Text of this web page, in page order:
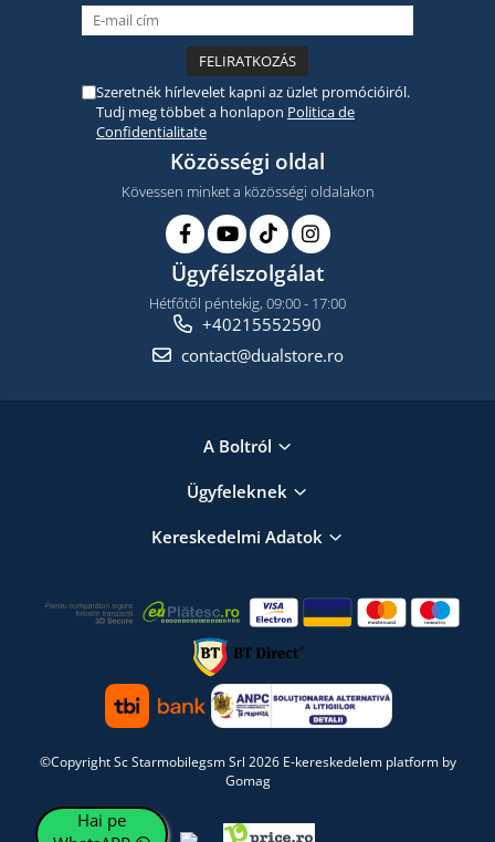
Szeretnék hírlevelet kapni az üzlet promócióiról.
Tudj meg többet a honlapon Politica de
Confidentialitate
Közösségi oldal
Kövessen minket a közösségi oldalakon
Ügyfélszolgálat
Hétfőtől péntekig, 09:00 - 17:00
+40215552590
contact@dualstore.ro
A Boltról
Ügyfeleknek
Kereskedelmi Adatok
©Copyright Sc Starmobilegsm Srl 2026 E-kereskedelem platform by
Gomag
Hai pe